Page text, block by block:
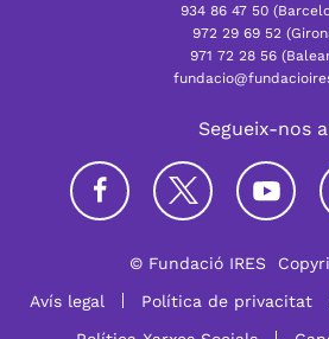
934 86 47 50
972 29 69 52
971 72 28 56
Segueix-nos
© Fundació IRES
Avís legal
Política de privacitat